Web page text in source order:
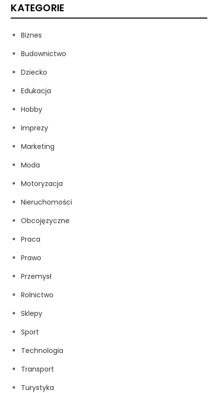
KATEGORIE
Biznes
Budownictwo
Dziecko
Edukacja
Hobby
Imprezy
Marketing
Moda
Motoryzacja
Nieruchomości
Obcojęzyczne
Praca
Prawo
Przemysł
Rolnictwo
Sklepy
Sport
Technologia
Transport
Turystyka